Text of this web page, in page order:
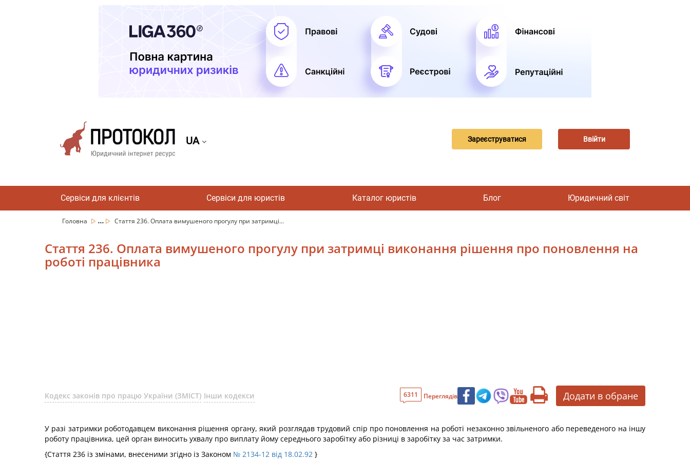
UA Зареєструватися Ввійти
Сервіси для клієнтів Сервіси для юристів Каталог юристів Блог Юридичний світ
Головна ... Стаття 236. Оплата вимушеного прогулу при затримці...
Стаття 236. Оплата вимушеного прогулу при затримці виконання рішення про поновлення на
роботі працівника
Кодекс законів про працю України (ЗМІСТ) Інши кодекси 6311 Переглядів Додати в обране
У разі затримки роботодавцем виконання рішення органу, який розглядав трудовий спір про поновлення на роботі незаконно звільненого або переведеного на іншу
роботу працівника, цей орган виносить ухвалу про виплату йому середнього заробітку або різниці в заробітку за час затримки.
{Стаття 236 із змінами, внесеними згідно із Законом № 2134-12 від 18.02.92 }